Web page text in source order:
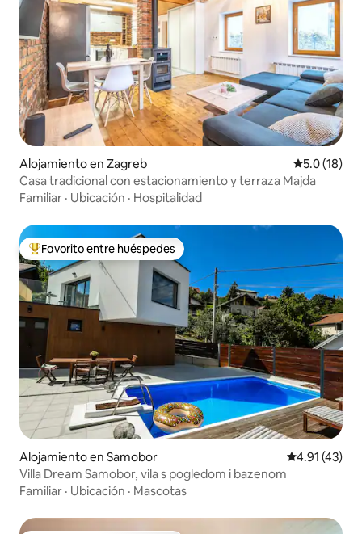
Alojamiento en Zagreb Calificación
5.0 (18)
Casa tradicional con estacionamiento y terraza Majda
Familiar · Ubicación · Hospitalidad
Favorito entre huéspedes preferido
Favorito entre huéspedes
Alojamiento en Samobor Calificación
4.91 (43)
Villa Dream Samobor, vila s pogledom i bazenom
Familiar · Ubicación · Mascotas